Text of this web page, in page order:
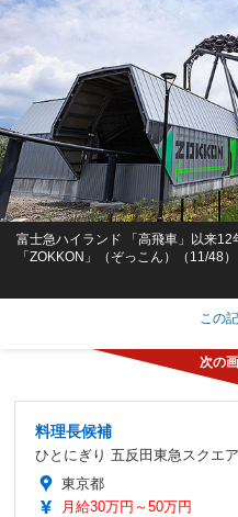
富士急ハイランド 「高飛車」以来
「ZOKKON」（ぞっこん）（11/48）
この
料理長候補
ひとにぎり 五反田東急スクエア
東京都
月給30万円～50万円